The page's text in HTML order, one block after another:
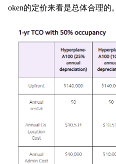
oken的定价来看是总体合理的。